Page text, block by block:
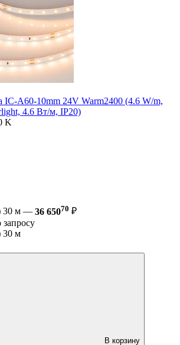
IC-A60-10mm 24V Warm2400 (4.6 W/m,
4.6 Вт/м, IP20)
K
30 м — 36 65070 ₽
запросу
30 м
В корзину